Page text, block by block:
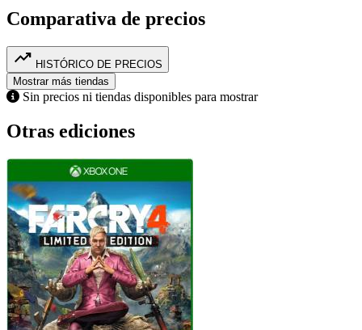
Comparativa de precios
trending_up HISTÓRICO DE PRECIOS
Mostrar más tiendas
Sin precios ni tiendas disponibles para mostrar
Otras ediciones